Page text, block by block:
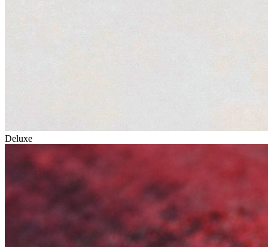
Deluxe